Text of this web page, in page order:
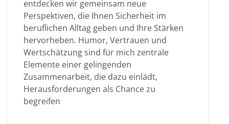
entdecken wir gemeinsam neue
Perspektiven, die Ihnen Sicherheit im
beruflichen Alltag geben und Ihre Stärken
hervorheben. Humor, Vertrauen und
Wertschätzung sind für mich zentrale
Elemente einer gelingenden
Zusammenarbeit, die dazu einlädt,
Herausforderungen als Chance zu
begreifen